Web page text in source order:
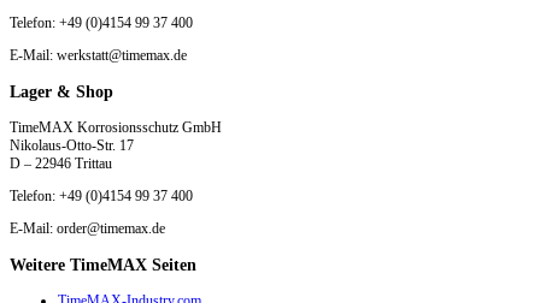
Telefon: +49 (0)4154 99 37 400
E-Mail: werkstatt@timemax.de
Lager & Shop
TimeMAX Korrosionsschutz GmbH
Nikolaus-Otto-Str. 17
D – 22946 Trittau
Telefon: +49 (0)4154 99 37 400
E-Mail: order@timemax.de
Weitere TimeMAX Seiten